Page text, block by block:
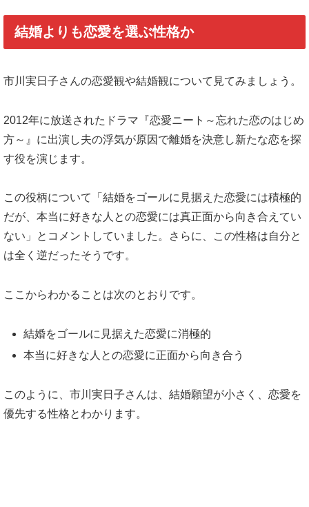
結婚よりも恋愛を選ぶ性格か
市川実日子さんの恋愛観や結婚観について見てみましょう。
2012年に放送されたドラマ『恋愛ニート～忘れた恋のはじめ
方～』に出演し夫の浮気が原因で離婚を決意し新たな恋を探
す役を演じます。
この役柄について「結婚をゴールに見据えた恋愛には積極的
だが、本当に好きな人との恋愛には真正面から向き合えてい
ない」とコメントしていました。さらに、この性格は自分と
は全く逆だったそうです。
ここからわかることは次のとおりです。
結婚をゴールに見据えた恋愛に消極的
本当に好きな人との恋愛に正面から向き合う
このように、市川実日子さんは、結婚願望が小さく、恋愛を
優先する性格とわかります。